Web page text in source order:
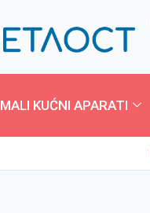
MALI KUĆNI APARATI